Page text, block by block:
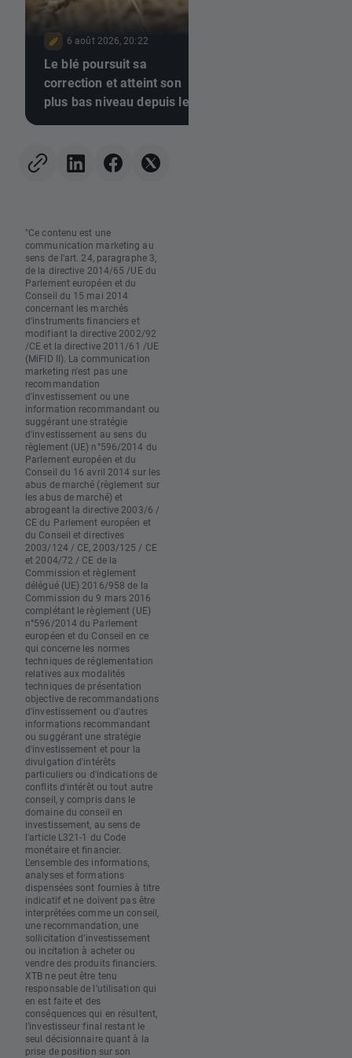
6 août 2026, 20:22
Le blé poursuit sa
correction et atteint son
plus bas niveau depuis le
centre de l'attention
"Ce contenu est une
communication marketing au
sens de l'art. 24, paragraphe 3,
de la directive 2014/65 /UE du
Parlement européen et du
Conseil du 15 mai 2014
concernant les marchés
d'instruments financiers et
modifiant la directive 2002/92
/CE et la directive 2011/61 /UE
(MiFID II). La communication
marketing n'est pas une
recommandation
d'investissement ou une
information recommandant ou
suggérant une stratégie
d'investissement au sens du
règlement (UE) n°596/2014 du
Parlement européen et du
Conseil du 16 avril 2014 sur les
abus de marché (règlement sur
les abus de marché) et
abrogeant la directive 2003/6 /
CE du Parlement européen et
du Conseil et directives
2003/124 / CE, 2003/125 / CE
et 2004/72 / CE de la
Commission et règlement
délégué (UE) 2016/958 de la
Commission du 9 mars 2016
complétant le règlement (UE)
n°596/2014 du Parlement
européen et du Conseil en ce
qui concerne les normes
techniques de réglementation
relatives aux modalités
techniques de présentation
objective de recommandations
d'investissement ou d'autres
informations recommandant
ou suggérant une stratégie
d'investissement et pour la
divulgation d'intérêts
particuliers ou d'indications de
conflits d'intérêt ou tout autre
conseil, y compris dans le
domaine du conseil en
investissement, au sens de
l'article L321-1 du Code
monétaire et financier.
L’ensemble des informations,
analyses et formations
dispensées sont fournies à titre
indicatif et ne doivent pas être
interprétées comme un conseil,
une recommandation, une
sollicitation d’investissement
ou incitation à acheter ou
vendre des produits financiers.
XTB ne peut être tenu
responsable de l’utilisation qui
en est faite et des
conséquences qui en résultent,
l’investisseur final restant le
seul décisionnaire quant à la
prise de position sur son